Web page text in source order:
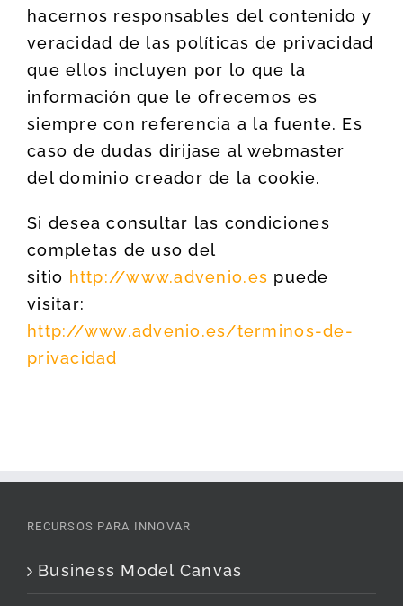
hacernos responsables del contenido y
veracidad de las políticas de privacidad
que ellos incluyen por lo que la
información que le ofrecemos es
siempre con referencia a la fuente. Es
caso de dudas dirijase al webmaster
del dominio creador de la cookie.
Si desea consultar las condiciones
completas de uso del
sitio http://www.advenio.es puede
visitar:
http://www.advenio.es/terminos-de-
privacidad
RECURSOS PARA INNOVAR
Business Model Canvas